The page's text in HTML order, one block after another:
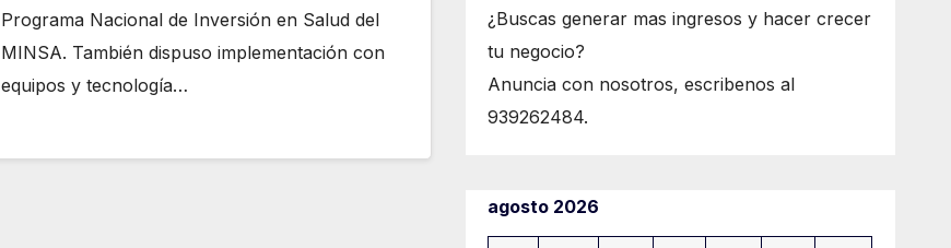
Programa Nacional de Inversión en Salud del
MINSA. También dispuso implementación con
equipos y tecnología…
¿Buscas generar mas ingresos y hacer crecer
tu negocio?
Anuncia con nosotros, escribenos al
939262484.
agosto 2026